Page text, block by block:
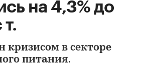
на 4,3% до
кризисом в секторе
питания.